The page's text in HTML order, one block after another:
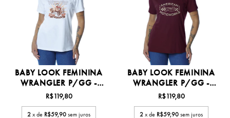
BABY LOOK FEMININA
WRANGLER P/GG -
WF576...
R$119,80
2x de R$59,90sem juros
BABY LOOK FEMININA
WRANGLER P/GG -
WF576...
R$119,80
2x de R$59,90sem juros